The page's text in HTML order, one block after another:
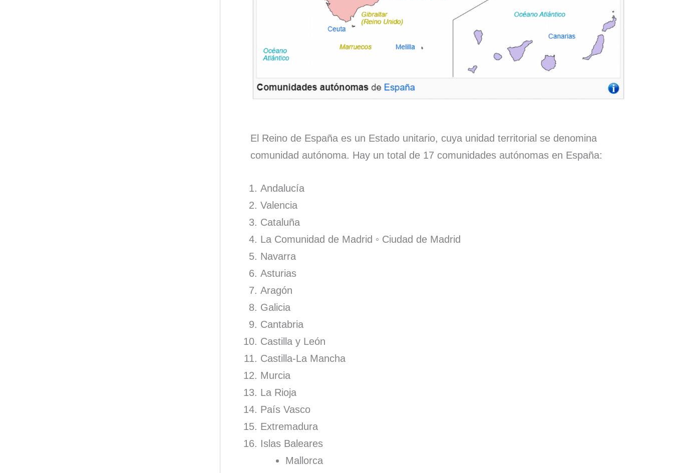
El Reino de España es un Estado unitario, cuya unidad territorial se denomina
comunidad autónoma. Hay un total de 17 comunidades autónomas en España:
Andalucía
Valencia
Cataluña
La Comunidad de Madrid ◦ Ciudad de Madrid
Navarra
Asturias
Aragón
Galicia
Cantabria
Castilla y León
Castilla-La Mancha
Murcia
La Rioja
País Vasco
Extremadura
Islas Baleares
Mallorca